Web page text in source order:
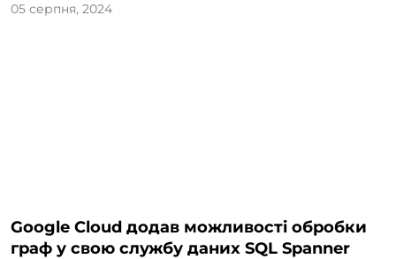
05 серпня, 2024
Google Cloud додав можливості обробки
граф у свою службу даних SQL Spanner